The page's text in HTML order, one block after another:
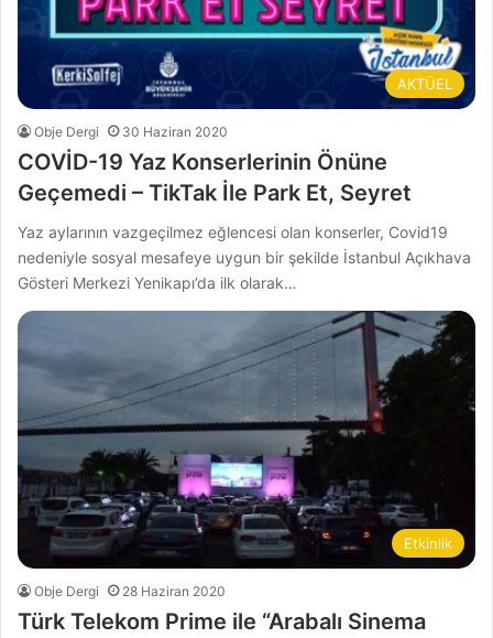
AKTÜEL
Obje Dergi 30 Haziran 2020
COVİD-19 Yaz Konserlerinin Önüne
Geçemedi – TikTak İle Park Et, Seyret
Yaz aylarının vazgeçilmez eğlencesi olan konserler, Covid19
nedeniyle sosyal mesafeye uygun bir şekilde İstanbul Açıkhava
Gösteri Merkezi Yenikapı’da ilk olarak…
Etkinlik
Obje Dergi 28 Haziran 2020
Türk Telekom Prime ile “Arabalı Sinema